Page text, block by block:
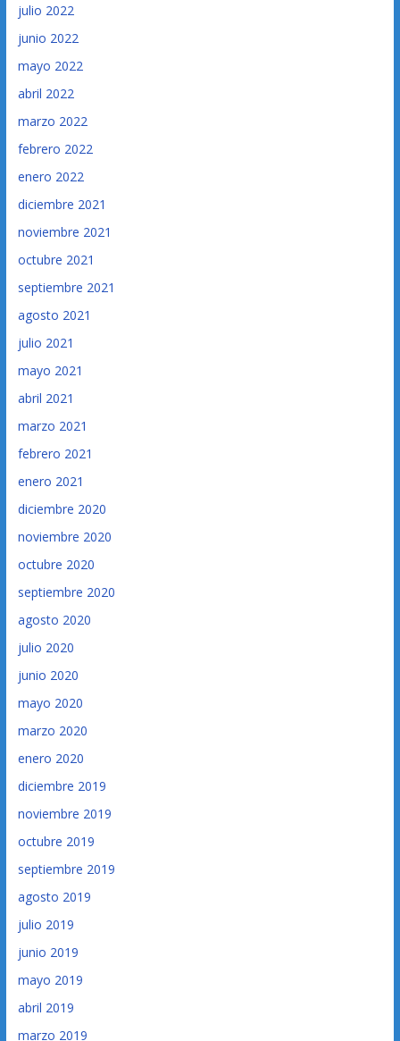
julio 2022
junio 2022
mayo 2022
abril 2022
marzo 2022
febrero 2022
enero 2022
diciembre 2021
noviembre 2021
octubre 2021
septiembre 2021
agosto 2021
julio 2021
mayo 2021
abril 2021
marzo 2021
febrero 2021
enero 2021
diciembre 2020
noviembre 2020
octubre 2020
septiembre 2020
agosto 2020
julio 2020
junio 2020
mayo 2020
marzo 2020
enero 2020
diciembre 2019
noviembre 2019
octubre 2019
septiembre 2019
agosto 2019
julio 2019
junio 2019
mayo 2019
abril 2019
marzo 2019